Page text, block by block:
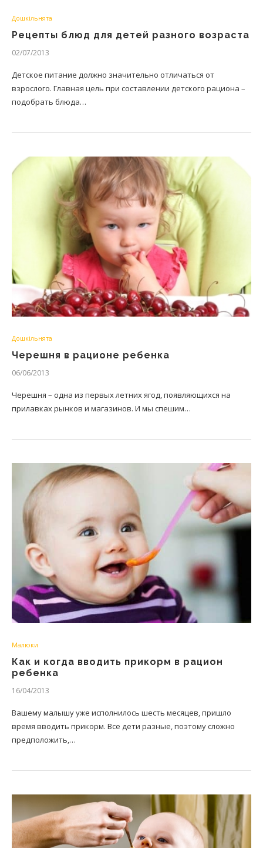
Дошкільнята
Рецепты блюд для детей разного возраста
02/07/2013
Детское питание должно значительно отличаться от
взрослого. Главная цель при составлении детского рациона –
подобрать блюда…
Дошкільнята
Черешня в рационе ребенка
06/06/2013
Черешня – одна из первых летних ягод, появляющихся на
прилавках рынков и магазинов. И мы спешим…
Малюки
Как и когда вводить прикорм в рацион
ребенка
16/04/2013
Вашему малышу уже исполнилось шесть месяцев, пришло
время вводить прикорм. Все дети разные, поэтому сложно
предположить,…